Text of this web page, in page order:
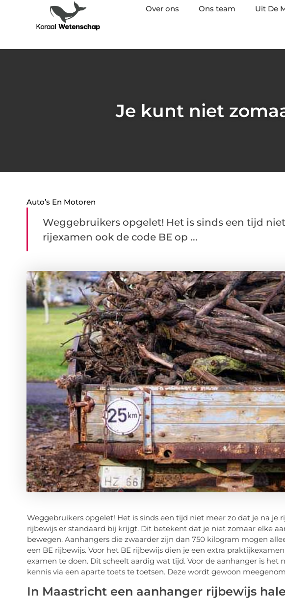
Over ons Ons team Uit De
Je kunt niet
Auto’s En Motoren
Weggebruikers opgelet! Het is sinds een tijd
rijexamen ook de code BE op ...
Weggebruikers opgelet! Het is sinds een tijd niet meer zo dat je na je
rijbewijs er standaard bij krijgt. Dit betekent dat je niet zomaar elke
bewegen. Aanhangers die zwaarder zijn dan 750 kilogram mogen
een BE rijbewijs. Voor het BE rijbewijs dien je een extra
examen te doen. Dit scheelt aardig wat tijd. Voor de aanhanger is het
kennis via een aparte toets te toetsen. Deze wordt gewoon
In Maastricht een aanhanger rijbewijs